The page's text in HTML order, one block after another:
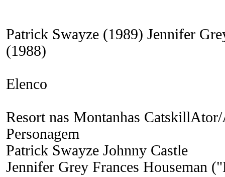
Patrick Swayze (1989) Jennifer
(1988)
Elenco
Resort nas Montanhas
Personagem
Patrick Swayze Johnny Castle
Jennifer Grey Frances Houseman